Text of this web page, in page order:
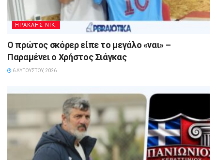
ΗΡΑΚΛΗΣ ΝΙΚ.
Ο πρώτος σκόρερ είπε το μεγάλο «ναι» –
Παραμένει ο Χρήστος Σιάγκας
6 ΑΥΓΟΎΣΤΟΥ, 2026